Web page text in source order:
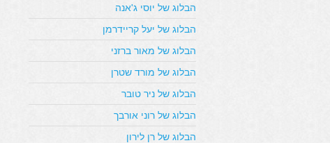
הבלוג של יוסי ג'אנה
הבלוג של יעל קריידרמן
הבלוג של מאור ברזני
הבלוג של מורד שטרן
הבלוג של ניר טובר
הבלוג של רוני אורבך
הבלוג של רן לירון